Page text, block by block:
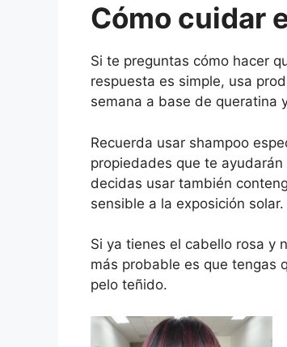
Cómo cuidar
Si te preguntas cómo hacer
respuesta es simple, usa
semana a base de queratina
Recuerda usar shampoo
propiedades que te
decidas usar también
sensible a la exposición solar.
Si ya tienes el cabello rosa y
más probable es que tengas
pelo teñido.